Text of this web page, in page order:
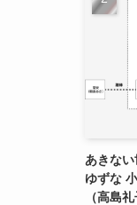
あきな
ゆずな
（高島